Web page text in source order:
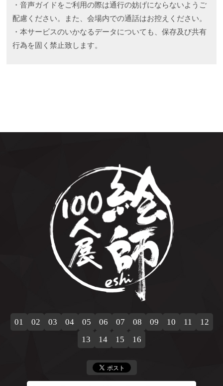
・音声ガイドをご利用の際は通行の妨げにならないようご
配慮ください。また、会場内での通話はお控えください。
・本サービスのいかなるデータについても、保存及び共有
行為を固く禁止致します。
01 02 03 04 05 06 07 08 09 10 11
12
13
14 15 16